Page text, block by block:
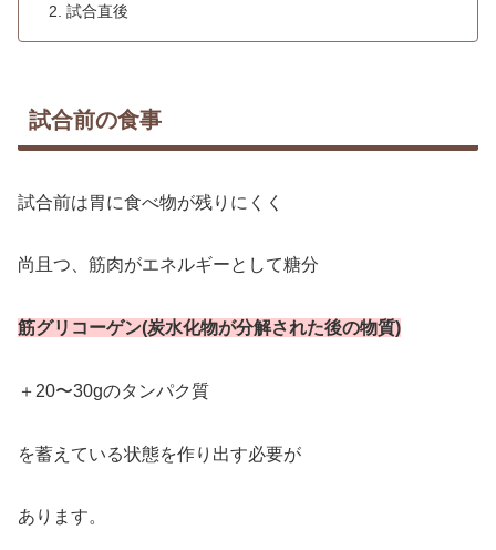
試合直後
試合前の食事
試合前は胃に食べ物が残りにくく
尚且つ、筋肉がエネルギーとして糖分
筋グリコーゲン(炭水化物が分解された後の物質)
＋20〜30gのタンパク質
を蓄えている状態を作り出す必要が
あります。